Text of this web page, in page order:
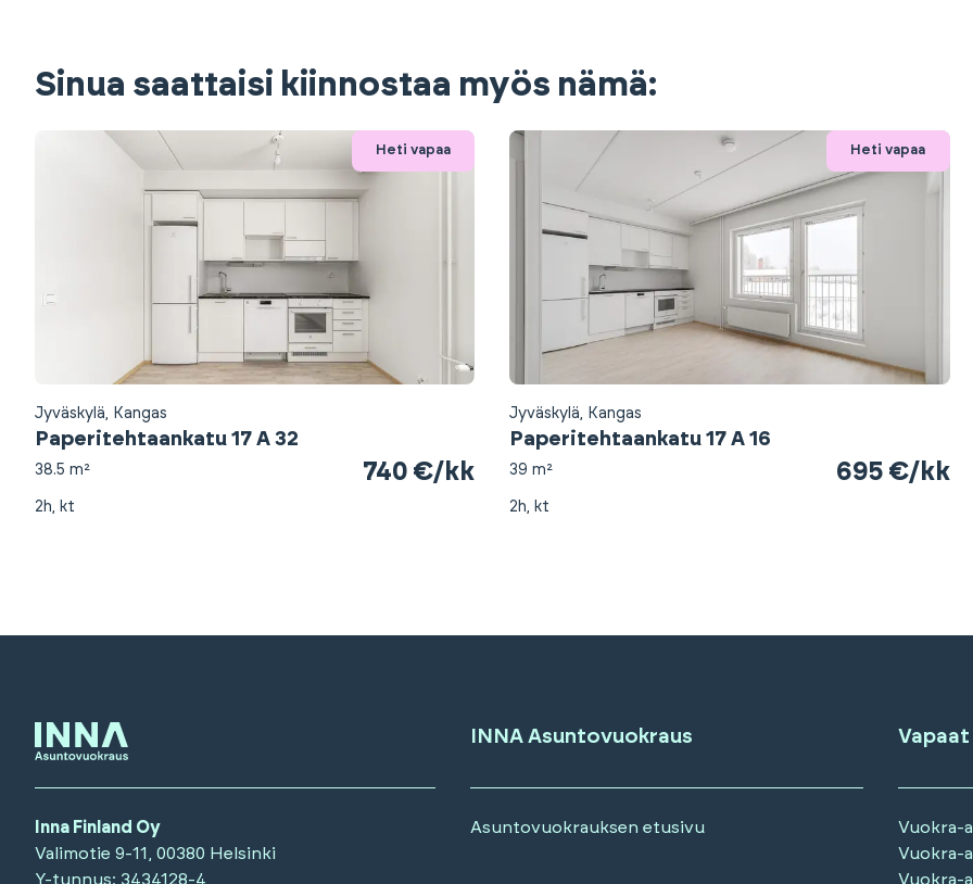
Sinua saattaisi kiinnostaa myös nämä:
Heti vapaa
Jyväskylä, Kangas
Paperitehtaankatu 17 A 32
38.5 m² 740 €/kk
2h, kt
Heti vapaa
Jyväskylä, Kangas
Paperitehtaankatu 17 A 16
39 m² 695 €/kk
2h, kt
Inna Finland Oy
Valimotie 9-11, 00380 Helsinki
Y-tunnus: 3434128-4
INNA Asuntovuokraus
Asuntovuokrauksen etusivu
Vuokra-
Vuokra-
Vuokra-